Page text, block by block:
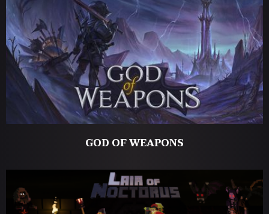
GOD OF WEAPONS